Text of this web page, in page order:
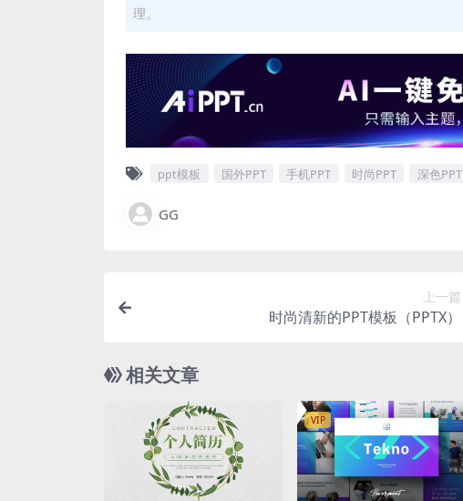
理。
ppt模板 国外PPT 手机PPT 时尚PPT 深色PPT
GG
上一篇
时尚清新的PPT模板（PPTX）
相关文章
VIP